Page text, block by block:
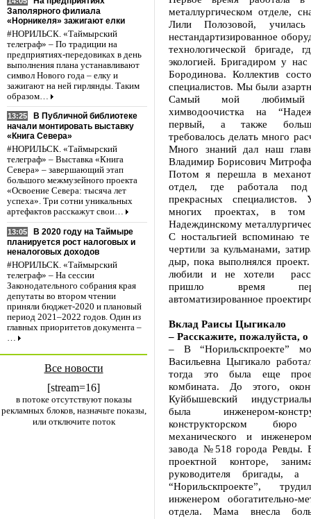
Заполярного филиала
«Норникеля» зажигают елки
#НОРИЛЬСК. «Таймырский
телеграф» – По традиции на
предприятиях-передовиках в день
выполнения плана устанавливают
символ Нового года – елку и
зажигают на ней гирлянды. Таким
образом…
13:25
В Публичной библиотеке
начали монтировать выставку
«Книга Севера»
#НОРИЛЬСК. «Таймырский
телеграф» – Выставка «Книга
Севера» – завершающий этап
большого межмузейного проекта
«Освоение Севера: тысяча лет
успеха». Три сотни уникальных
артефактов расскажут свои…
13:05
В 2020 году на Таймыре
планируется рост налоговых и
неналоговых доходов
#НОРИЛЬСК. «Таймырский
телеграф» – На сессии
Законодательного собрания края
депутаты во втором чтении
приняли бюджет-2020 и плановый
период 2021–2022 годов. Один из
главных приоритетов документа –
…
Все новости
[stream=16]
в потоке отсутствуют показы
рекламных блоков, назначьте показы,
или отключите поток
металлургическом отделе,
Лили Полозовой, училась
нестандартизированное
технологической бригаде,
экологией. Бригадиром у
Бородинова. Коллектив
специалистов. Мы были
Самый мой
химводоочистка на
первый, а также
требовалось делать много
Много знаний дал наш
Владимир Борисович
Потом я перешла в
отдел, где работала под
прекрасных специалистов.
многих проектах, в
Надеждинскому
С ностальгией вспоминаю
чертили за кульманами,
дыр, пока выполнялся
любили и не хотели
пришло время
автоматизированное
Вклад Раисы Цыгикало
– Расскажите, пожалуйста,
– В “Норильскпроекте”
Васильевна Цыгикало
тогда это была еще
комбината. До этого,
Куйбышевский
была инженером-
конструкторском бюро
механического и
завода №518 города Ревды.
проектной конторе,
руководителя бригады,
“Норильскпроекте”,
инженером обогатительно-
отдела. Мама внесла